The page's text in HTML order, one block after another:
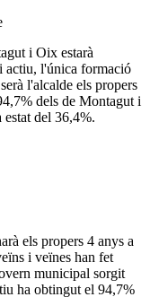
i Oix estarà
actiu, l'única formació
l'alcalde els propers
dels de Montagut i
del 36,4%.
els propers 4 anys a
i veïnes han fet
municipal sorgit
ha obtingut el 94,7%